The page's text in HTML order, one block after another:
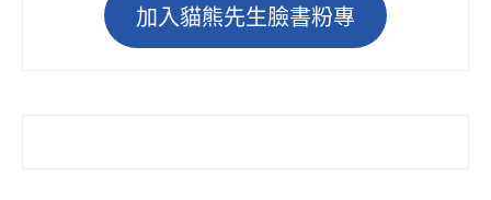
加入貓熊先生臉書粉專